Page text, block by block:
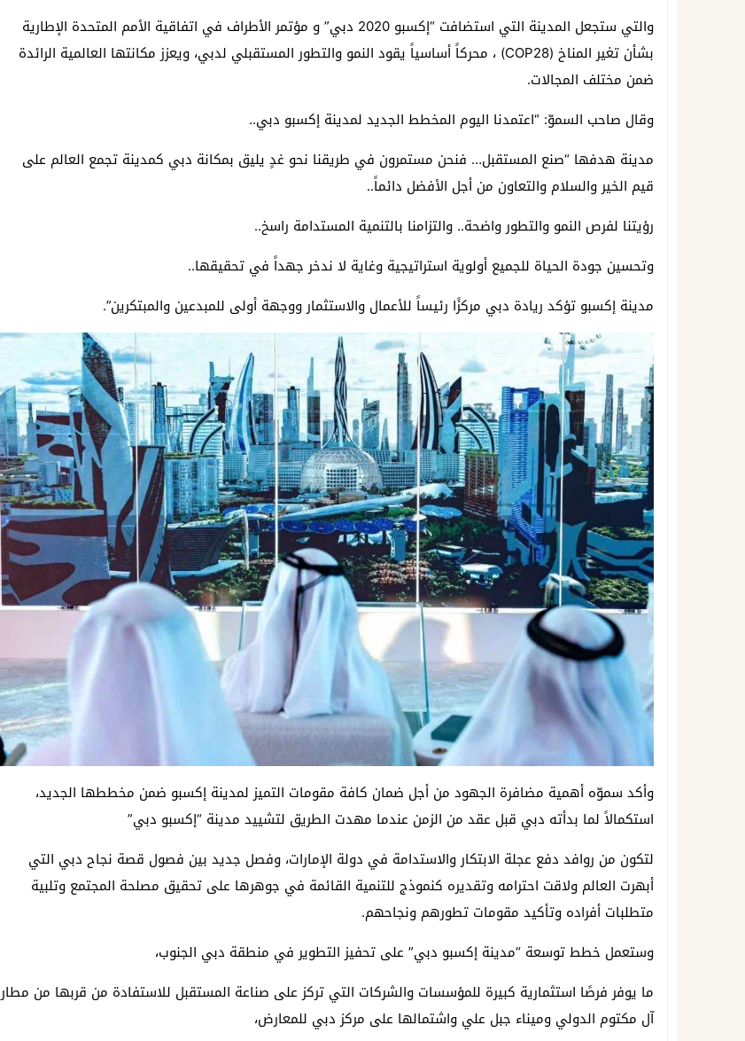
والتي ستجعل المدينة التي استضافت “إكسبو 2020 دبي” و مؤتمر الأطراف في اتفاقية الأمم المتحدة الإطارية
بشأن تغير المناخ (COP28) ، محركاً أساسياً يقود النمو والتطور المستقبلي لدبي، ويعزز مكانتها العالمية الرائدة
ضمن مختلف المجالات.
وقال صاحب السموّ: “اعتمدنا اليوم المخطط الجديد لمدينة إكسبو دبي..
مدينة هدفها “صنع المستقبل… فنحن مستمرون في طريقنا نحو غدٍ يليق بمكانة دبي كمدينة تجمع العالم على
قيم الخير والسلام والتعاون من أجل الأفضل دائماً..
رؤيتنا لفرص النمو والتطور واضحة.. والتزامنا بالتنمية المستدامة راسخ..
وتحسين جودة الحياة للجميع أولوية استراتيجية وغاية لا ندخر جهداً في تحقيقها..
مدينة إكسبو تؤكد ريادة دبي مركزًا رئيساً للأعمال والاستثمار ووجهة أولى للمبدعين والمبتكرين”.
وأكد سموّه أهمية مضافرة الجهود من أجل ضمان كافة مقومات التميز لمدينة إكسبو ضمن مخططها الجديد،
استكمالاً لما بدأته دبي قبل عقد من الزمن عندما مهدت الطريق لتشييد مدينة “إكسبو دبي”
لتكون من روافد دفع عجلة الابتكار والاستدامة في دولة الإمارات، وفصل جديد بين فصول قصة نجاح دبي التي
أبهرت العالم ولاقت احترامه وتقديره كنموذج للتنمية القائمة في جوهرها على تحقيق مصلحة المجتمع وتلبية
متطلبات أفراده وتأكيد مقومات تطورهم ونجاحهم.
وستعمل خطط توسعة “مدينة إكسبو دبي” على تحفيز التطوير في منطقة دبي الجنوب،
ما يوفر فرصًا استثمارية كبيرة للمؤسسات والشركات التي تركز على صناعة المستقبل للاستفادة من قربها من مطار
آل مكتوم الدولي وميناء جبل علي واشتمالها على مركز دبي للمعارض،